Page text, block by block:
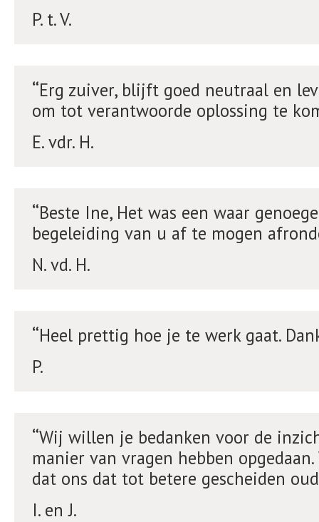
P. t. V.
Erg zuiver, blijft goed neutraal en
om tot verantwoorde oplossing te
E. vdr. H.
Beste Ine, Het was een waar
begeleiding van u af te mogen
N. vd. H.
Heel prettig hoe je te werk gaat.
P.
Wij willen je bedanken voor de
manier van vragen hebben
dat ons dat tot betere gescheiden
I. en J.